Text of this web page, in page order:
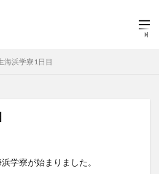
海浜学寮1日目
学寮が始まりました。